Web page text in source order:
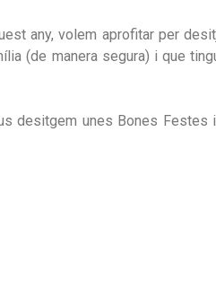
any, volem aprofitar per
(de manera segura) i que
desitgem unes Bones Festes